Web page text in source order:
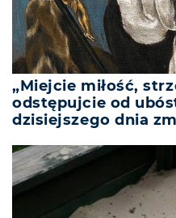
„Miejcie miłość,
odstępujcie od
dzisiejszego dnia